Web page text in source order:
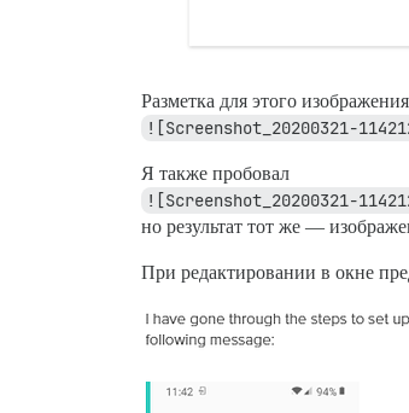
Разметка для этого
![Screenshot_20200321-
Я также пробовал
![Screenshot_20200321-
но результат тот же —
При редактировании в окне